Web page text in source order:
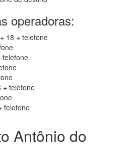
operadoras:
18 + telefone
telefone
+ telefone
telefone
Antônio do